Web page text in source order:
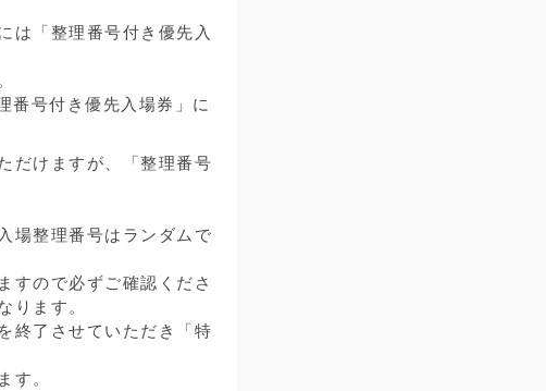
は「整理番号付き優先入
番号付き優先入場券」に
だけますが、「整理番号
場整理番号はランダムで
すので必ずご確認くださ
ります。
終了させていただき「特
す。